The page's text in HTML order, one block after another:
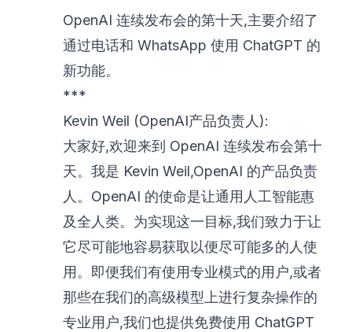
OpenAI 连续发布会的第十天,主要介绍了
通过电话和 WhatsApp 使用 ChatGPT 的
新功能。
***
Kevin Weil (OpenAI产品负责人):
大家好,欢迎来到 OpenAI 连续发布会第十
天。我是 Kevin Weil,OpenAI 的产品负责
人。OpenAI 的使命是让通用人工智能惠
及全人类。为实现这一目标,我们致力于让
它尽可能地容易获取以便尽可能多的人使
用。即便我们有使用专业模式的用户,或者
那些在我们的高级模型上进行复杂操作的
专业用户,我们也提供免费使用 ChatGPT